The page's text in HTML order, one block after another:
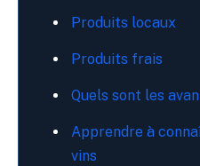
Produits locaux
Produits frais
Quels sont les
Apprendre à
vins